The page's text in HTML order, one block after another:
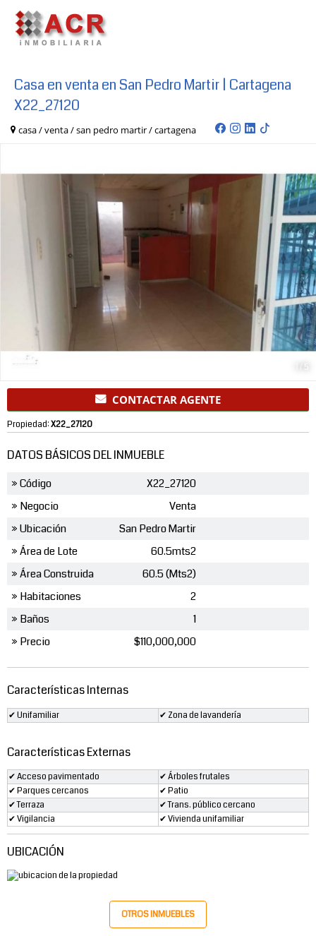
Casa en venta en San Pedro Martir | Cartagena
X22_27120
casa / venta / san pedro martir / cartagena
5
CONTACTAR AGENTE
Propiedad:X22_27120
DATOS BÁSICOS DEL INMUEBLE
» Código
X22_27120
» Negocio
Venta
» Ubicación
San Pedro Martir
» Área de Lote
60.5mts2
» Área Construida
60.5 (Mts2)
» Habitaciones
2
» Baños
1
» Precio
$110,000,000
Características Internas
✔ Unifamiliar ✔ Zona de lavandería
Características Externas
✔ Acceso pavimentado
✔ Árboles frutales
✔ Parques cercanos
✔ Patio
✔ Terraza
✔ Trans. público cercano
✔ Vigilancia
✔ Vivienda unifamiliar
UBICACIÓN
OTROS INMUEBLES